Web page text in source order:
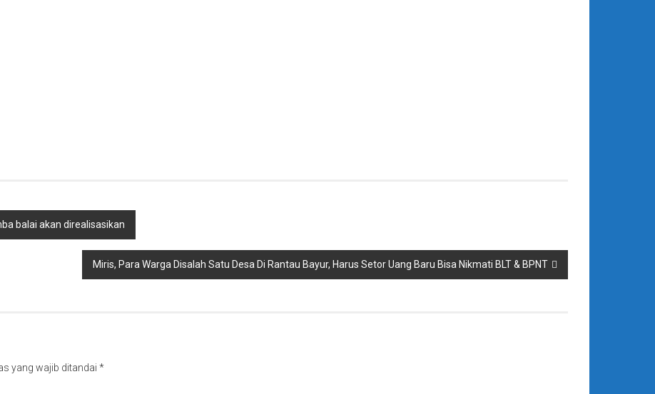
balai akan direalisasikan
Miris, Para Warga Disalah Satu Desa Di Rantau Bayur, Harus Setor Uang Baru Bisa Nikmati BLT & BPNT
yang wajib ditandai *